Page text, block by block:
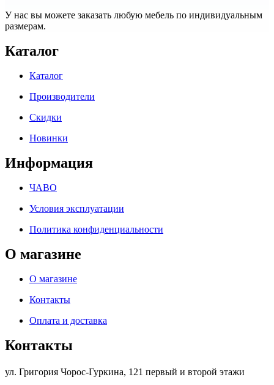
У нас вы можете заказать любую мебель по индивидуальным
размерам.
Каталог
Каталог
Производители
Скидки
Новинки
Информация
ЧАВО
Условия эксплуатации
Политика конфиденциальности
О магазине
О магазине
Контакты
Оплата и доставка
Контакты
ул. Григория Чорос-Гуркина, 121 ​первый и второй этажи